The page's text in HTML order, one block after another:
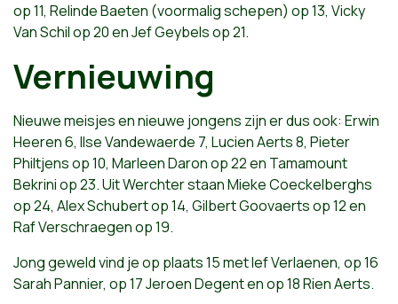
op 11, Relinde Baeten (voormalig schepen) op 13, Vicky
Van Schil op 20 en Jef Geybels op 21.
Vernieuwing
Nieuwe meisjes en nieuwe jongens zijn er dus ook: Erwin
Heeren 6, Ilse Vandewaerde 7, Lucien Aerts 8, Pieter
Philtjens op 10, Marleen Daron op 22 en Tamamount
Bekrini op 23. Uit Werchter staan Mieke Coeckelberghs
op 24, Alex Schubert op 14, Gilbert Goovaerts op 12 en
Raf Verschraegen op 19.
Jong geweld vind je op plaats 15 met Ief Verlaenen, op 16
Sarah Pannier, op 17 Jeroen Degent en op 18 Rien Aerts.